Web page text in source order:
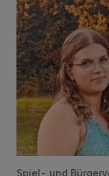
Spiel- und